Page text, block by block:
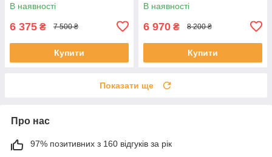
В наявності
6 375 ₴ 7 500 ₴
Купити
В наявності
6 970 ₴ 8 200 ₴
Купити
Показати ще
Про нас
97% позитивних з 160 відгуків за рік